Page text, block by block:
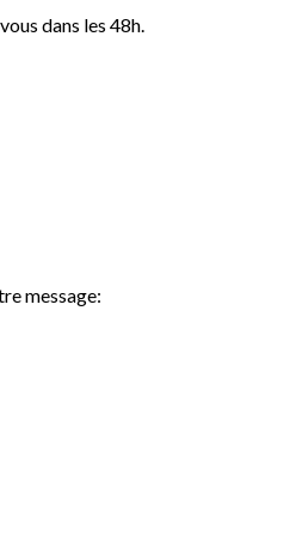
dans les 48h.
message: